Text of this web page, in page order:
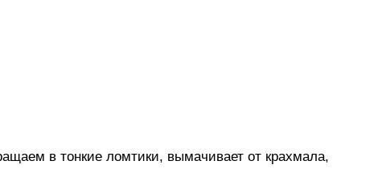
в тонкие ломтики, вымачивает от крахмала,